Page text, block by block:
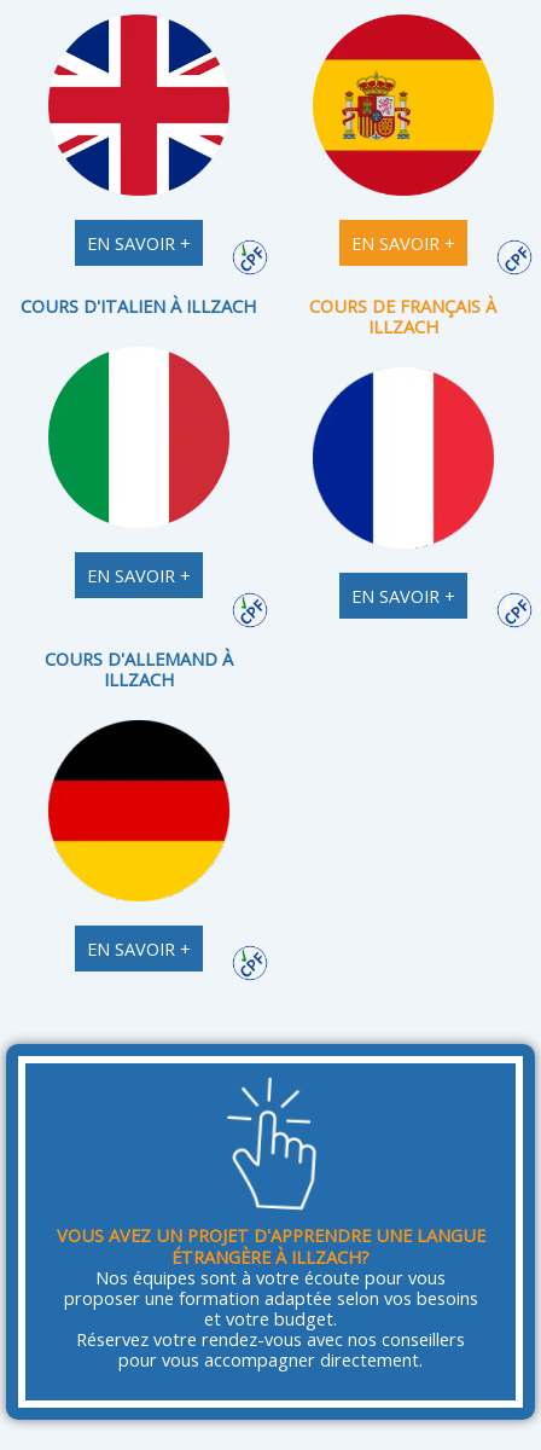
EN SAVOIR + EN SAVOIR +
COURS D'ITALIEN À ILLZACH
EN SAVOIR +
COURS DE FRANÇAIS À
ILLZACH
EN SAVOIR +
COURS D'ALLEMAND À
ILLZACH
EN SAVOIR +
VOUS AVEZ UN PROJET D'APPRENDRE UNE LANGUE
ÉTRANGÈRE À ILLZACH?
Nos équipes sont à votre écoute pour vous
proposer une formation adaptée selon vos besoins
et votre budget.
Réservez votre rendez-vous avec nos conseillers
pour vous accompagner directement.